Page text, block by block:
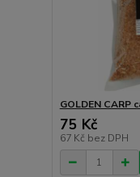
GOLDEN CARP
75 Kč
67 Kč bez DPH